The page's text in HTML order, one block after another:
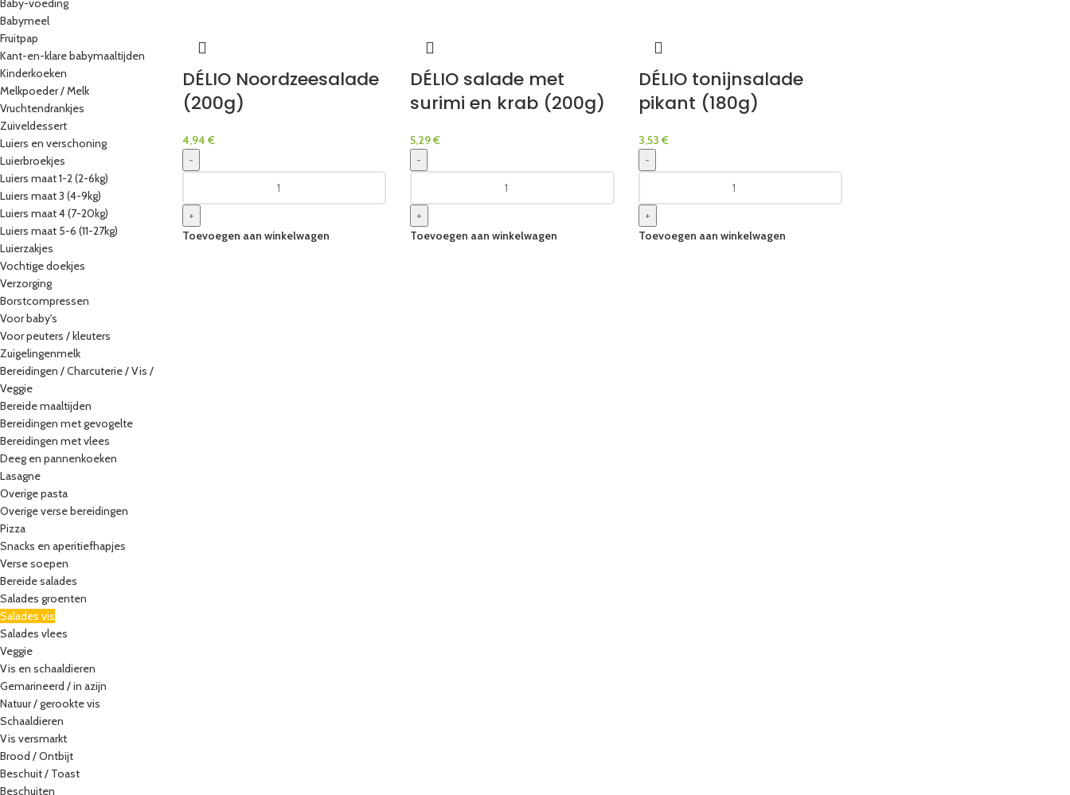
Baby-voeding
Babymeel
Fruitpap
Kant-en-klare babymaaltijden
Kinderkoeken
Melkpoeder / Melk
Vruchtendrankjes
Zuiveldessert
Luiers en verschoning
Luierbroekjes
Luiers maat 1-2 (2-6kg)
Luiers maat 3 (4-9kg)
Luiers maat 4 (7-20kg)
Luiers maat 5-6 (11-27kg)
Luierzakjes
Vochtige doekjes
Verzorging
Borstcompressen
Voor baby's
Voor peuters / kleuters
Zuigelingenmelk
Bereidingen / Charcuterie / Vis /
Veggie
Bereide maaltijden
Bereidingen met gevogelte
Bereidingen met vlees
Deeg en pannenkoeken
Lasagne
Overige pasta
Overige verse bereidingen
Pizza
Snacks en aperitiefhapjes
Verse soepen
Bereide salades
Salades groenten
Salades vis
Salades vlees
Veggie
Vis en schaaldieren
Gemarineerd / in azijn
Natuur / gerookte vis
Schaaldieren
Vis versmarkt
Brood / Ontbijt
Beschuit / Toast
Beschuiten
DÉLIO Noordzeesalade
(200g)
4,94 €
-
+
Toevoegen aan winkelwagen
DÉLIO salade met
surimi en krab (200g)
5,29€
-
+
Toevoegen aan winkelwagen
DÉLIO tonijnsalade
pikant (180g)
3,53 €
-
+
Toevoegen aan winkelwagen